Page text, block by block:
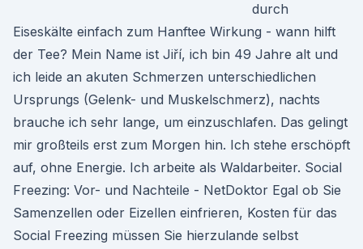
durch
Eiseskälte einfach zum Hanftee Wirkung - wann hilft
der Tee? Mein Name ist Jiří, ich bin 49 Jahre alt und
ich leide an akuten Schmerzen unterschiedlichen
Ursprungs (Gelenk- und Muskelschmerz), nachts
brauche ich sehr lange, um einzuschlafen. Das gelingt
mir großteils erst zum Morgen hin. Ich stehe erschöpft
auf, ohne Energie. Ich arbeite als Waldarbeiter. Social
Freezing: Vor- und Nachteile - NetDoktor Egal ob Sie
Samenzellen oder Eizellen einfrieren, Kosten für das
Social Freezing müssen Sie hierzulande selbst